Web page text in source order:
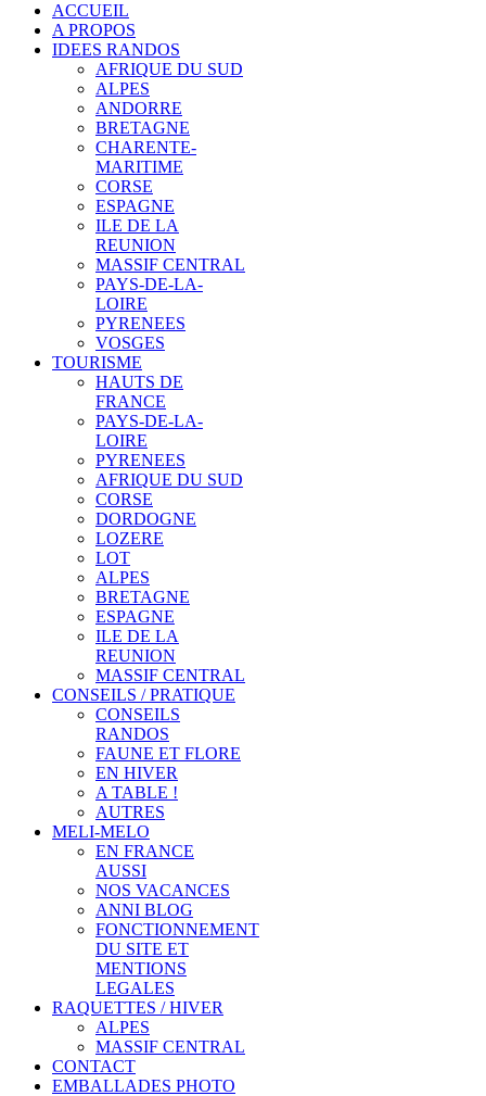
ACCUEIL
A PROPOS
IDEES RANDOS
AFRIQUE DU SUD
ALPES
ANDORRE
BRETAGNE
CHARENTE-
MARITIME
CORSE
ESPAGNE
ILE DE LA
REUNION
MASSIF CENTRAL
PAYS-DE-LA-
LOIRE
PYRENEES
VOSGES
TOURISME
HAUTS DE
FRANCE
PAYS-DE-LA-
LOIRE
PYRENEES
AFRIQUE DU SUD
CORSE
DORDOGNE
LOZERE
LOT
ALPES
BRETAGNE
ESPAGNE
ILE DE LA
REUNION
MASSIF CENTRAL
CONSEILS / PRATIQUE
CONSEILS
RANDOS
FAUNE ET FLORE
EN HIVER
A TABLE !
AUTRES
MELI-MELO
EN FRANCE
AUSSI
NOS VACANCES
ANNI BLOG
FONCTIONNEMENT
DU SITE ET
MENTIONS
LEGALES
RAQUETTES / HIVER
ALPES
MASSIF CENTRAL
CONTACT
EMBALLADES PHOTO